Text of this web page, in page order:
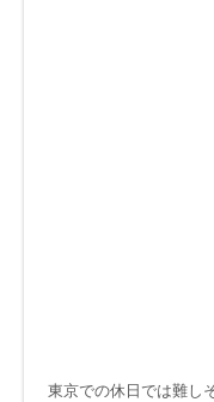
東京での休日では難し